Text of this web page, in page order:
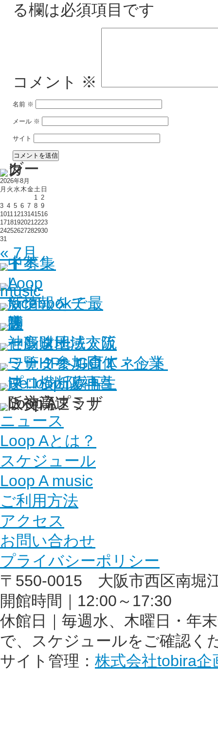
る欄は必須項目です
コメント ※
名前 ※
メール ※
サイト
2026年8月
月 火 水木金土 日
1 2
3 4 5 6 7 8 9
10111213141516
17181920212223
24252627282930
31
« 7月
ニュース
Loop Aとは？
スケジュール
Loop A music
ご利用方法
アクセス
お問い合わせ
プライバシーポリシー
〒550-0015 大阪市西区南
開館時間｜12:00～17:30
休館日｜毎週水、木曜日・年
で、スケジュールをご確認く
サイト管理： 株式会社tobira企